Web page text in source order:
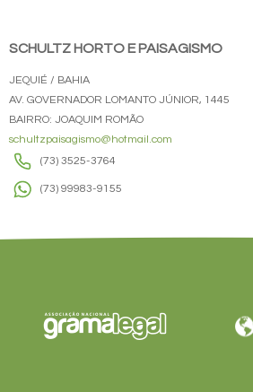
SCHULTZ HORTO E PAISAGISMO
JEQUIÉ / BAHIA
AV. GOVERNADOR LOMANTO JÚNIOR, 1445
BAIRRO: JOAQUIM ROMÃO
schultzpaisagismo@hotmail.com
(73) 3525-3764
(73) 99983-9155